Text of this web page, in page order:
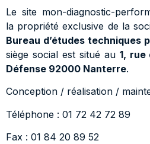
Le site mon-diagnostic-
la propriété exclusive de la
Bureau d’études techniques
siège social est situé au 1, rue
Défense 92000 Nanterre.
Conception / réalisation /
Téléphone : 01 72 42 72 89
Fax : 01 84 20 89 52